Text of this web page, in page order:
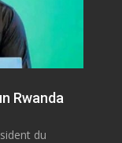
Rwanda
du